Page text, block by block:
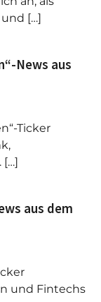
[…]
News aus
Ticker
[…]
aus dem
und Fintechs